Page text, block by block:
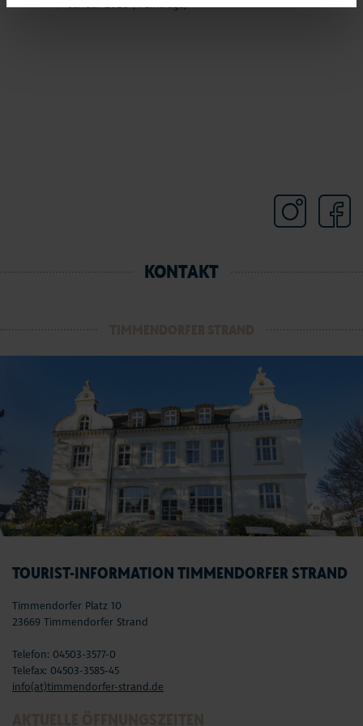
Januar 2020(4 Einträge)
KONTAKT
TOURIST-INFORMATION TIMMENDORFER STRAND
Timmendorfer Platz 10
23669 Timmendorfer Strand
Telefon: 04503-3577-0
Telefax: 04503-3585-45
info(at)timmendorfer-strand.de